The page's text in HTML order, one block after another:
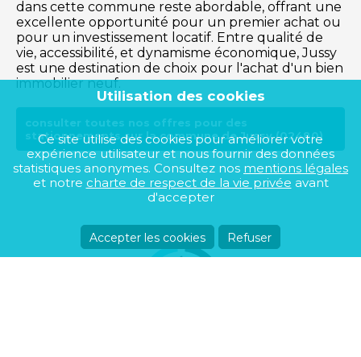
dans cette commune reste abordable, offrant une
excellente opportunité pour un premier achat ou
pour un investissement locatif. Entre qualité de
vie, accessibilité, et dynamisme économique, Jussy
est une destination de choix pour l'achat d'un bien
immobilier neuf.
consulter toutes nos offres pour des
stationnements sur la commune de Jussy (02480)
Utilisation des cookies
Ce site utilise des cookies pour améliorer votre
expérience utilisateur et nous fournir des données
statistiques anonymes. Consultez nos mentions légales
et notre charte de respect de la vie privée avant
d'accepter
Accepter les cookies Refuser